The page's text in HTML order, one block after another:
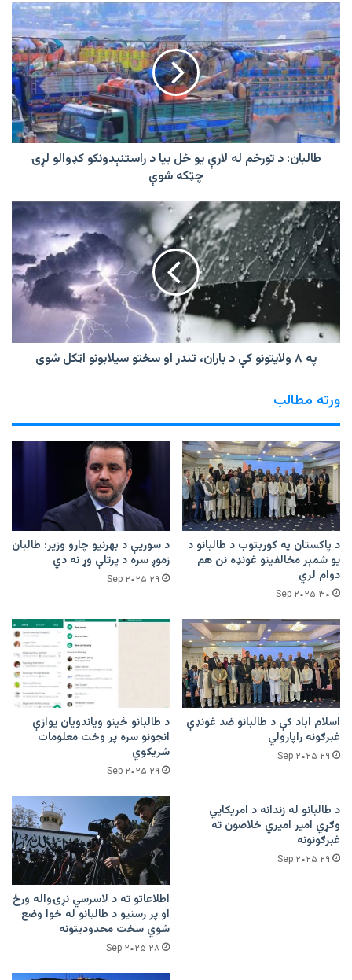
طالبان:
د
تورخم
له
لارې
یو
ځل
بیا
د
راستنېدونکو
چټکه
شوې
طالبان: د تورخم له لارې یو ځل بیا د راستنېدونکو کډوالو لړۍ
چټکه شوې
‏په
۸
ولایتونو
کې
باران،
او
سختو
سیلابونو
‏په ۸ ولایتونو کې د باران، تندر او سختو سیلابونو اټکل شوی
ورته مطالب
د پاکستان په کوربتوب د طالبانو د
یو شمېر مخالفینو غونډه نن هم
دوام لري
۳۰ Sep ۲۰۲۵
د سوریې د بهرنیو چارو وزیر: طالبان
زموږ سره د پرتلې وړ نه دي
۲۹ Sep ۲۰۲۵
اسلام اباد کې د طالبانو ضد غونډې
غبرګونه راپارولي
۲۹ Sep ۲۰۲۵
د طالبانو ځینو ویاندویان یوازې
انجونو سره پر وخت معلومات
شریکوي
۲۹ Sep ۲۰۲۵
د طالبانو له زندانه د امریکايي
وګړي امیر اميري خلاصون ته
غبرګونونه
۲۹ Sep ۲۰۲۵
اطلاعاتو ته د لاسرسي نړۍواله ورځ
او پر رسنیو د طالبانو له خوا وضع
شوي سخت محدودیتونه
۲۸ Sep ۲۰۲۵